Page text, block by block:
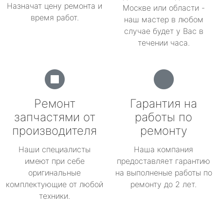
Назначат цену ремонта и
время работ.
Москве или области -
наш мастер в любом
случае будет у Вас в
течении часа.
Ремонт
запчастями от
производителя
Наши специалисты
имеют при себе
оригинальные
комплектующие от любой
техники.
Гарантия на
работы по
ремонту
Наша компания
предоставляет гарантию
на выполненые работы по
ремонту до 2 лет.